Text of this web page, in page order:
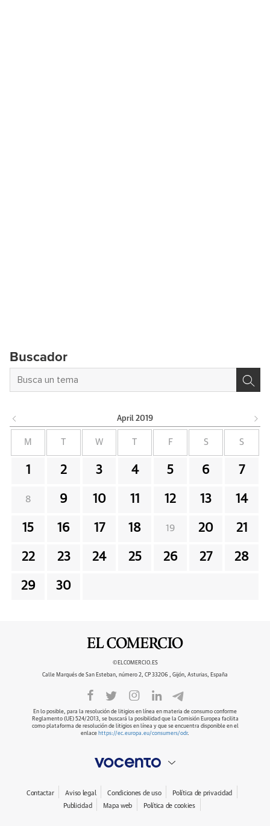
Buscador
April 2019
M W F S S
1 2 3 4 5 6 7
8 9 10 11 12 13 14
15 16 17 18 19 20 21
22 23 24 25 26 27 28
29 30
©ELCOMERCIO.ES
Calle Marqués de San Esteban, número 2, CP 33206 , Gijón, Asturias, España
En lo posible, para la resolución de litigios en línea en materia de consumo conforme
Reglamento (UE) 524/2013, se buscará la posibilidad que la Comisión Europea facilita
como plataforma de resolución de litigios en línea y que se encuentra disponible en el
enlace https://ec.europa.eu/consumers/odr.
Contactar Aviso legal Condiciones de uso
Política de privacidad
Publicidad
Mapa web Política de cookies